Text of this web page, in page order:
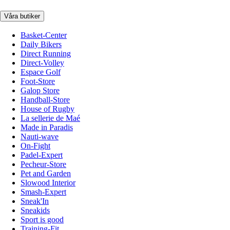
Våra butiker
Basket-Center
Daily Bikers
Direct Running
Direct-Volley
Espace Golf
Foot-Store
Galop Store
Handball-Store
House of Rugby
La sellerie de Maé
Made in Paradis
Nauti-wave
On-Fight
Padel-Expert
Pecheur-Store
Pet and Garden
Slowood Interior
Smash-Expert
Sneak'In
Sneakids
Sport is good